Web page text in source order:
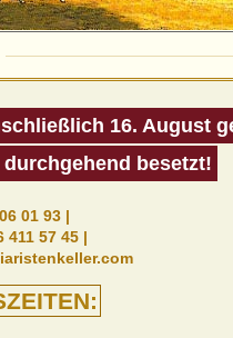
16. August
besetzt!
01 93 |
411 57 45 |